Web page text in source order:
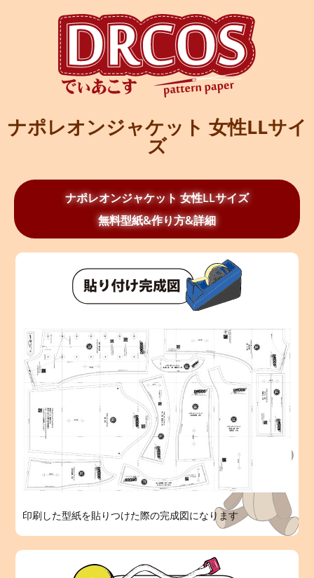
ナポレオンジャケット 女性LLサイ
ズ
ナポレオンジャケット 女性LLサイズ
無料型紙&作り方&詳細
印刷した型紙を貼りつけた際の完成図になります